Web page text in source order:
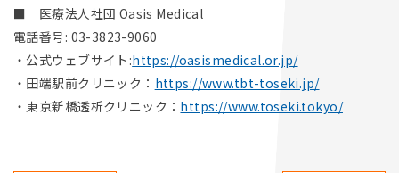
■ 医療法人社団 Oasis Medical
電話番号: 03-3823-9060
・公式ウェブサイト:https://oasismedical.or.jp/
・田端駅前クリニック： https://www.tbt-toseki.jp/
・東京新橋透析クリニック： https://www.toseki.tokyo/